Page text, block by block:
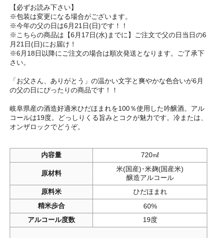
【必ずお読み下さい】
※包装は変更になる場合がございます。
※今年の父の日は6月21日(日)です！！
※こちらの商品は【6月17日(水)までに】ご注文で父の日当日の6
月21日(日)にお届け！
※6月18日以降にご注文の場合は順次発送となります。ご了承下
さい。
「お父さん、ありがとう」の温かい文字と爽やかな色合いが6月
の父の日にぴったりの商品です！！
岐阜県産の酒造好適米ひだほまれを100％使用した吟醸酒。アル
コールは19度。どっしりくる旨みとコクが魅力です。冷または、
オンザロックでどうぞ。
内容量 720㎖
原材料
米(国産)･米麹(国産米)
醸造アルコール
原料米
ひだほまれ
精米歩合
60%
アルコール度数
19度